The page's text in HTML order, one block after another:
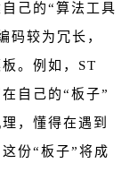
己的“算法工具
码较为冗长，
。例如，ST
自己的“板子”
，懂得在遇到
份“板子”将成